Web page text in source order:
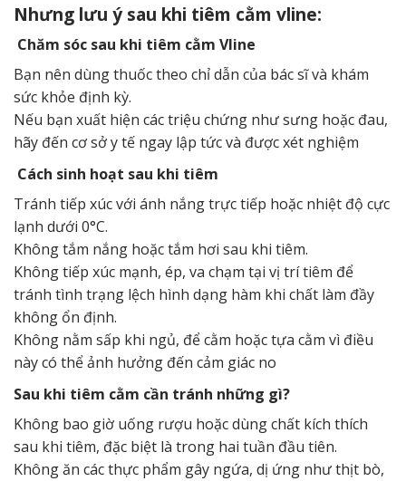
Nhưng lưu ý sau khi tiêm cằm vline:
Chăm sóc sau khi tiêm cằm Vline
Bạn nên dùng thuốc theo chỉ dẫn của bác sĩ và khám
sức khỏe định kỳ.
Nếu bạn xuất hiện các triệu chứng như sưng hoặc đau,
hãy đến cơ sở y tế ngay lập tức và được xét nghiệm
Cách sinh hoạt sau khi tiêm
Tránh tiếp xúc với ánh nắng trực tiếp hoặc nhiệt độ cực
lạnh dưới 0°C.
Không tắm nắng hoặc tắm hơi sau khi tiêm.
Không tiếp xúc mạnh, ép, va chạm tại vị trí tiêm để
tránh tình trạng lệch hình dạng hàm khi chất làm đầy
không ổn định.
Không nằm sấp khi ngủ, để cằm hoặc tựa cằm vì điều
này có thể ảnh hưởng đến cảm giác no
Sau khi tiêm cằm cần tránh những gì?
Không bao giờ uống rượu hoặc dùng chất kích thích
sau khi tiêm, đặc biệt là trong hai tuần đầu tiên.
Không ăn các thực phẩm gây ngứa, dị ứng như thịt bò,